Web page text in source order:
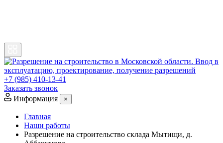
+7 (985) 410-13-41
Заказать звонок
Информация
×
Главная
Наши работы
Разрешение на строительство склада Мытищи, д.